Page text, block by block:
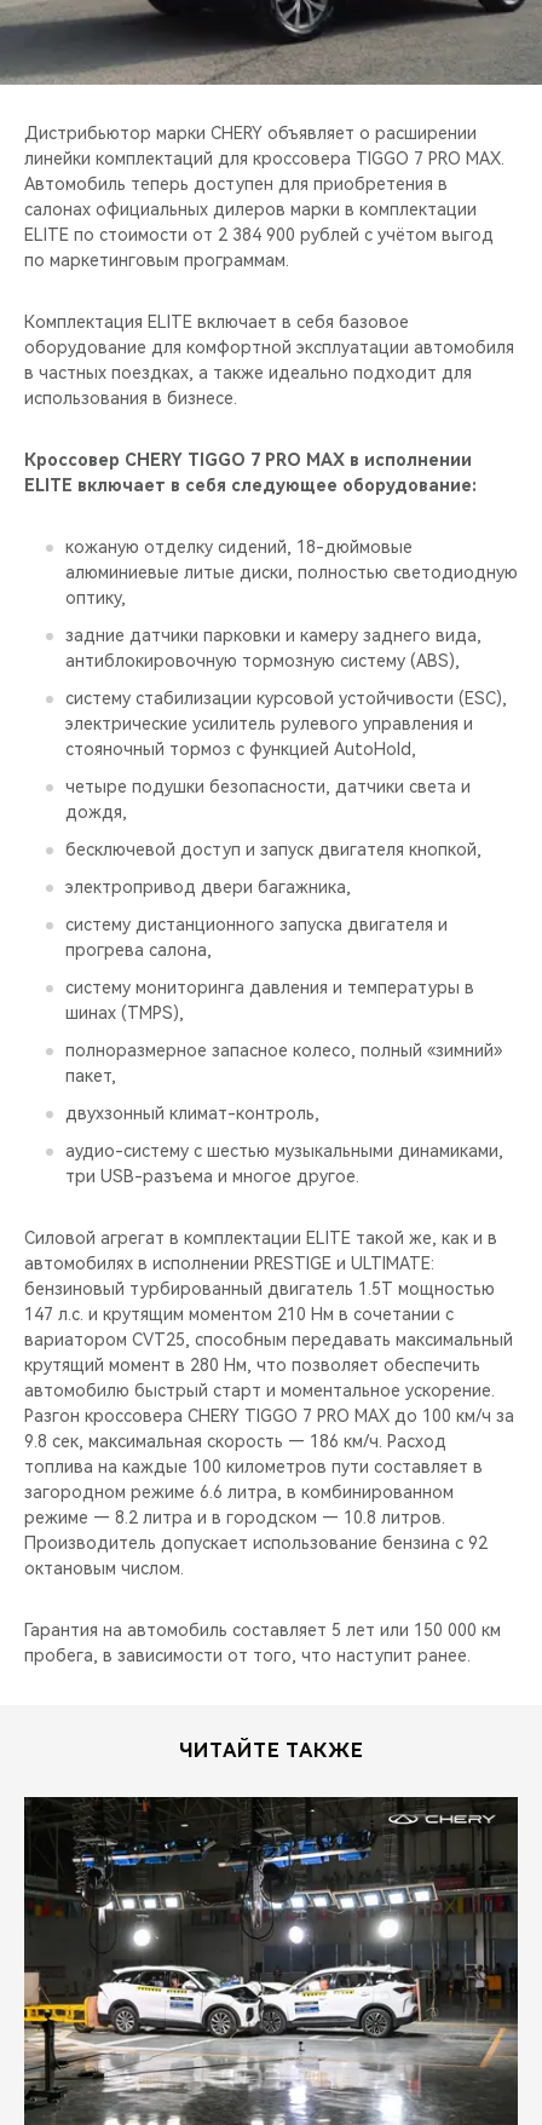
CHERY И СПОРТ
НАШИ МЕРОПРИЯТИЯ
ВИДЕООБЗОРЫ
Дистрибьютор марки CHERY объявляет о расширении
линейки комплектаций для кроссовера TIGGO 7 PRO MAX.
Автомобиль теперь доступен для приобретения в
салонах официальных дилеров марки в комплектации
ELITE по стоимости от 2 384 900 рублей с учётом выгод
по маркетинговым программам.
Комплектация ELITE включает в себя базовое
оборудование для комфортной эксплуатации автомобиля
в частных поездках, а также идеально подходит для
использования в бизнесе.
Кроссовер CHERY TIGGO 7 PRO MAX в исполнении
ELITE включает в себя следующее оборудование:
кожаную отделку сидений, 18-дюймовые
алюминиевые литые диски, полностью светодиодную
оптику,
задние датчики парковки и камеру заднего вида,
антиблокировочную тормозную систему (ABS),
систему стабилизации курсовой устойчивости (ESС),
электрические усилитель рулевого управления и
стояночный тормоз с функцией AutoHold,
четыре подушки безопасности, датчики света и
дождя,
бесключевой доступ и запуск двигателя кнопкой,
электропривод двери багажника,
систему дистанционного запуска двигателя и
прогрева салона,
систему мониторинга давления и температуры в
шинах (TMPS),
полноразмерное запасное колесо, полный «зимний»
пакет,
двухзонный климат-контроль,
aудио-систему c шестью музыкальными динамиками,
три USB-разъема и многое другое.
Силовой агрегат в комплектации ELITE такой же, как и в
автомобилях в исполнении PRESTIGE и ULTIMATE:
бензиновый турбированный двигатель 1.5T мощностью
147 л.с. и крутящим моментом 210 Нм в сочетании с
вариатором CVT25, способным передавать максимальный
крутящий момент в 280 Нм, что позволяет обеспечить
автомобилю быстрый старт и моментальное ускорение.
Разгон кроссовера CHERY TIGGO 7 PRO MAX до 100 км/ч за
9.8 сек, максимальная скорость — 186 км/ч. Расход
топлива на каждые 100 километров пути составляет в
загородном режиме 6.6 литра, в комбинированном
режиме — 8.2 литра и в городском — 10.8 литров.
Производитель допускает использование бензина с 92
октановым числом.
Гарантия на автомобиль составляет 5 лет или 150 000 км
пробега, в зависимости от того, что наступит ранее.
ЧИТАЙТЕ ТАКЖЕ